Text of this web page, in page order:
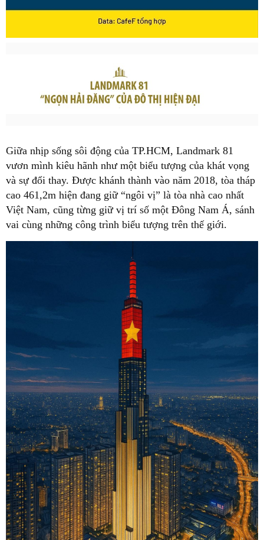
Giữa nhịp sống sôi động của TP.HCM, Landmark 81
vươn mình kiêu hãnh như một biểu tượng của khát vọng
và sự đổi thay. Được khánh thành vào năm 2018, tòa tháp
cao 461,2m hiện đang giữ “ngôi vị” là tòa nhà cao nhất
Việt Nam, cũng từng giữ vị trí số một Đông Nam Á, sánh
vai cùng những công trình biểu tượng trên thế giới.